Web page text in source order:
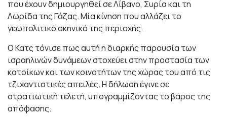
που έχουν δημιουργηθεί σε Λίβανο, Συρία και τη
Λωρίδα της Γάζας. Μία κίνηση που αλλάζει το
γεωπολιτικό σκηνικό της περιοχής.
Ο Κατς τόνισε πως αυτή η διαρκής παρουσία των
ισραηλινών δυνάμεων στοχεύει στην προστασία των
κατοίκων και των κοινοτήτων της χώρας του από τις
τζιχαντιστικές απειλές. Η δήλωση έγινε σε
στρατιωτική τελετή, υπογραμμίζοντας το βάρος της
απόφασης.